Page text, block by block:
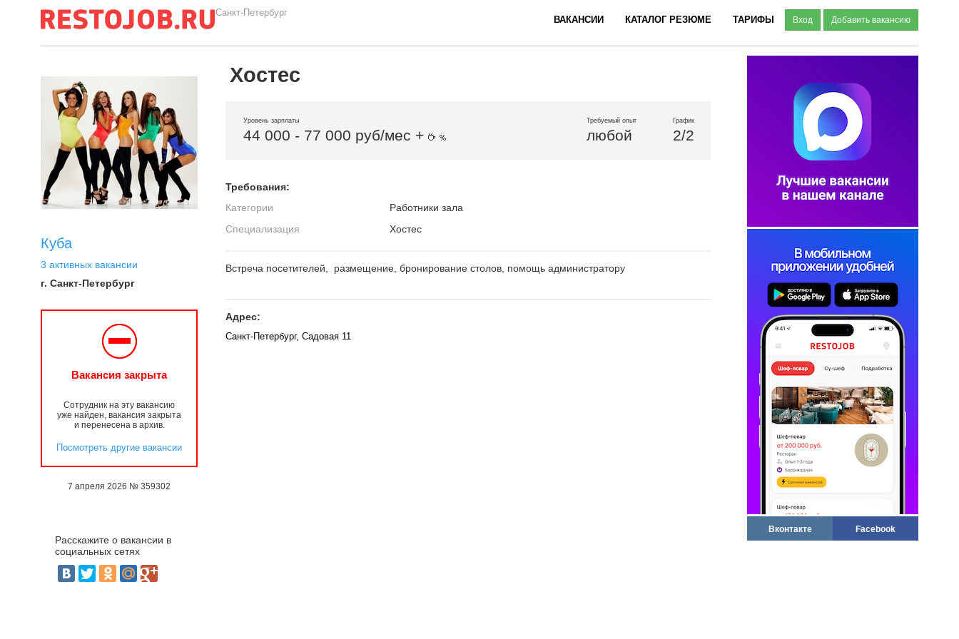
Санкт-Петербург
ВАКАНСИИ КАТАЛОГ РЕЗЮМЕ ТАРИФЫ Вход Добавить вакансию
Вконтакте Facebook
Куба
3 активных вакансии
г. Санкт-Петербург
Вакансия закрыта
Сотрудник на эту вакансию
уже найден, вакансия закрыта
и перенесена в архив.
Посмотреть другие вакансии
7 апреля 2026 № 359302
Хостес
Уровень зарплаты
44 000 - 77 000 руб/мес +
Требуемый опыт
любой
График
2/2
Требования:
Категории
Работники зала
Специализация
Хостес
Встреча посетителей, размещение, бронирование столов, помощь администратору
Адрес:
Санкт-Петербург, Садовая 11
Расскажите о вакансии в
социальных сетях